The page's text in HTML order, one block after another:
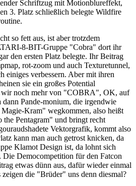
Schriftzug mit Motionblureffekt,
3. Platz schließlich belegte Wildfire
so fett aus, ist aber trotzdem
8-BIT-Gruppe "Cobra" dort ihr
den ersten Platz belegte. Ihr Beitrag
rot-zoom und auch Texturetunnel,
einiges verbessern. Aber mit ihren
sie ein großes Potential
wir noch mehr von "COBRA", OK, auf
dann Pande-monium, die irgendwie
Kram" wegkommen, also heißt
Pentagram" und bringt recht
Vektorgrafik, kommt also
kann man auch getrost knicken, da
Klamot Design ist, da lohnt sich
Democompetition für den Fatcon
etwas dünn aus, dafür wieder einmal
die "Brüder" uns denn diesmal?